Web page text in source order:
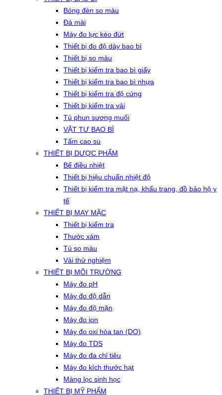
Bóng đèn so màu
Đá mài
Máy đo lực kéo đứt
Thiết bị đo độ dày bao bì
Thiết bị so màu
Thiết bị kiểm tra bao bì giấy
Thiết bị kiểm tra bao bì nhựa
Thiết bị kiểm tra độ cứng
Thiết bị kiểm tra vải
Tủ phun sương muối
VẬT TƯ BAO BÌ
Tấm cao su
THIẾT BỊ DƯỢC PHẨM
Bể điều nhiệt
Thiết bị hiệu chuẩn nhiệt độ
Thiết bị kiểm tra mặt nạ, khẩu trang, đồ bảo hộ y
tế
THIẾT BỊ MAY MẶC
Thiết bị kiểm tra
Thước xám
Tủ so màu
Vải thử nghiệm
THIẾT BỊ MÔI TRƯỜNG
Máy đo pH
Máy đo độ dẫn
Máy đo độ mặn
Máy đo ion
Máy đo oxi hòa tan (DO)
Máy đo TDS
Máy đo đa chỉ tiêu
Máy đo kích thước hạt
Màng lọc sinh học
THIẾT BỊ MỸ PHẨM